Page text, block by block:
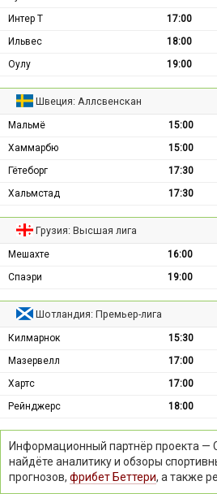
Интер Т
17:00
Ильвес
18:00
Оулу
19:00
Швеция: Аллсвенскан
Мальмё 15:00
Хаммарбю
15:00
Гётеборг
17:30
Хальмстад
17:30
Грузия: Высшая лига
Мешахте 16:00
Спаэри
19:00
Шотландия: Премьер-лига
Килмарнок 15:30
Мазервелл
17:00
Хартс
17:00
Рейнджерс
18:00
Информационный партнёр проекта —
найдёте аналитику и обзоры
прогнозов, фрибет Беттери, а также